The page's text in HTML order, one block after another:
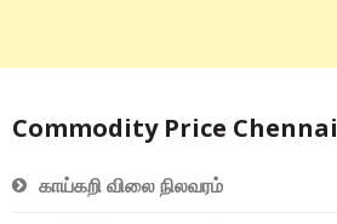
Commodity Price Chennai
காய்கறி விலை நிலவரம்